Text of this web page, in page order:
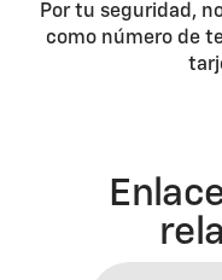
Por tu seguridad,
como número de